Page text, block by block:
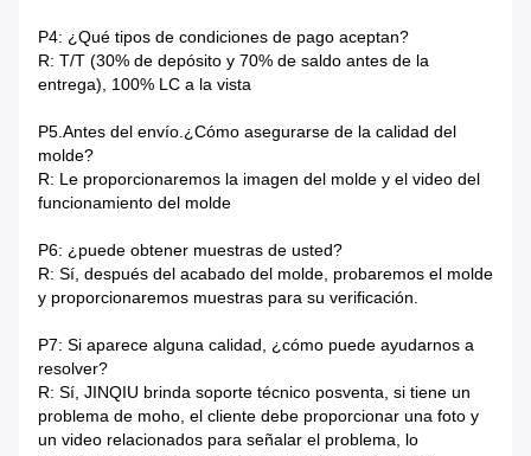
P4: ¿Qué tipos de condiciones de pago aceptan?
R: T/T (30% de depósito y 70% de saldo antes de la
entrega), 100% LC a la vista
P5.Antes del envío.¿Cómo asegurarse de la calidad del
molde?
R: Le proporcionaremos la imagen del molde y el video del
funcionamiento del molde
P6: ¿puede obtener muestras de usted?
R: Sí, después del acabado del molde, probaremos el molde
y proporcionaremos muestras para su verificación.
P7: Si aparece alguna calidad, ¿cómo puede ayudarnos a
resolver?
R: Sí, JINQIU brinda soporte técnico posventa, si tiene un
problema de moho, el cliente debe proporcionar una foto y
un video relacionados para señalar el problema, lo